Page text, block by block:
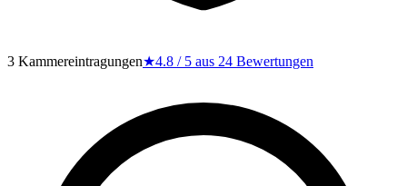
3 Kammereintragungen★4.8 / 5 aus 24 Bewertungen